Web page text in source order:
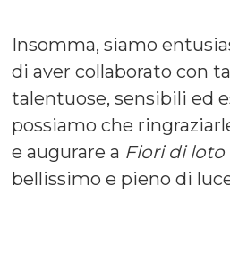
Insomma, siamo
di aver collaborato con
talentuose, sensibili ed
possiamo che
e augurare a Fiori di loto
bellissimo e pieno di